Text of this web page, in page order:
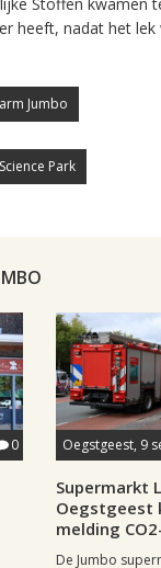
heeft, nadat het
Jumbo
Park
0 Oegstgeest, 9
Supermarkt
Oegstgeest
melding
De Jumbo